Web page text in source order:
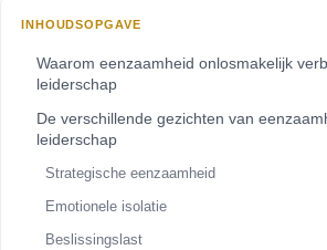
INHOUDSOPGAVE
Waarom eenzaamheid onlosmakelijk
leiderschap
De verschillende gezichten van
leiderschap
Strategische eenzaamheid
Emotionele isolatie
Beslissingslast